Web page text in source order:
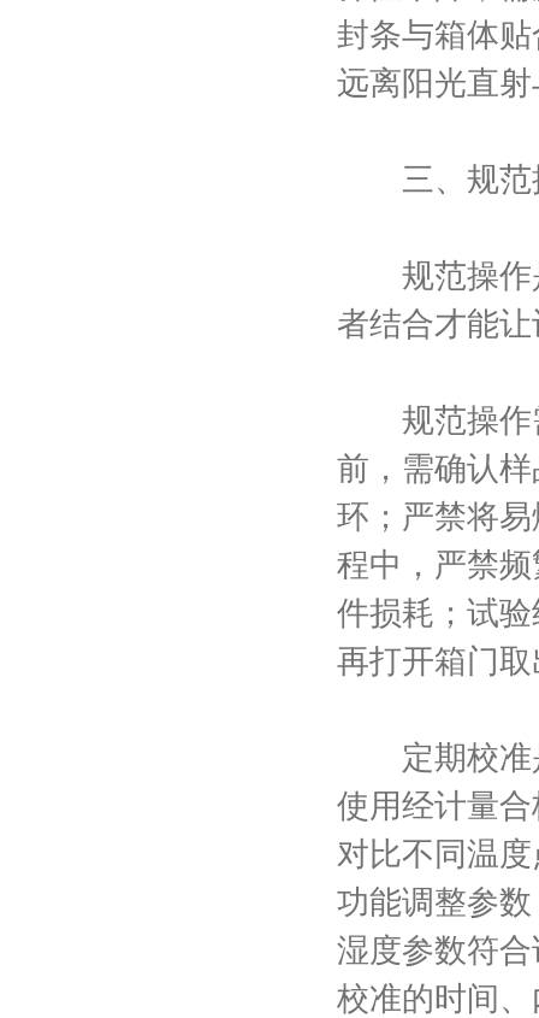
封条与箱体
远离阳光直
三、规范
规范操作是
者结合才能
规范操作需
前，需确认
环；严禁将
程中，严禁
件损耗；试
再打开箱门
定期校准是
使用经计量
对比不同温
功能调整参
湿度参数符
校准的时间